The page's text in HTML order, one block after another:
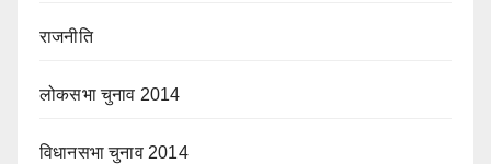
राजनीति
लोकसभा चुनाव 2014
विधानसभा चुनाव 2014